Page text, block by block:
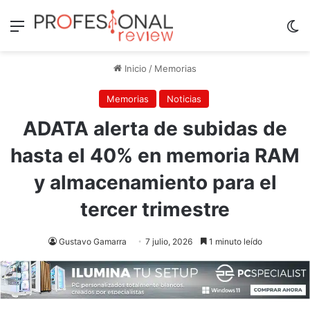
Menú
Inicio / Memorias
Memorias Noticias
ADATA alerta de subidas de
hasta el 40% en memoria RAM
y almacenamiento para el
tercer trimestre
Gustavo Gamarra 7 julio, 2026 1 minuto leído